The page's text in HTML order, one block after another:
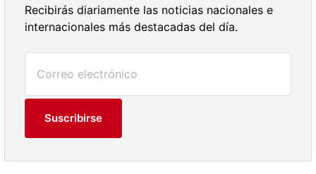
Recibirás diariamente las noticias nacionales e
internacionales más destacadas del día.
Suscribirse